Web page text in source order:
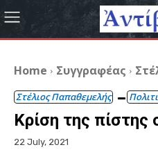
Home Συγγραφέας
Στέλιος Παπαθεμελής
Κρίση της
22 July, 2021